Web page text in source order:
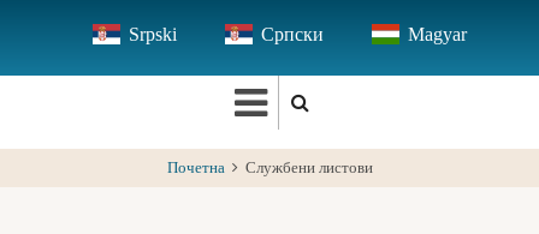
main
Srpski Српски Magyar
Почетна Службени листови